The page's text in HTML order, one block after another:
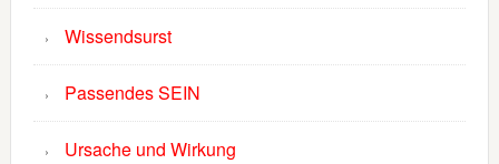
Wissendsurst
Passendes SEIN
Ursache und Wirkung